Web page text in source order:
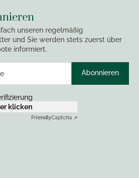
unseren regelmäßig
und Sie werden stets zuerst über
informiert.
Abonnieren
klicken
FriendlyCaptcha ⇗